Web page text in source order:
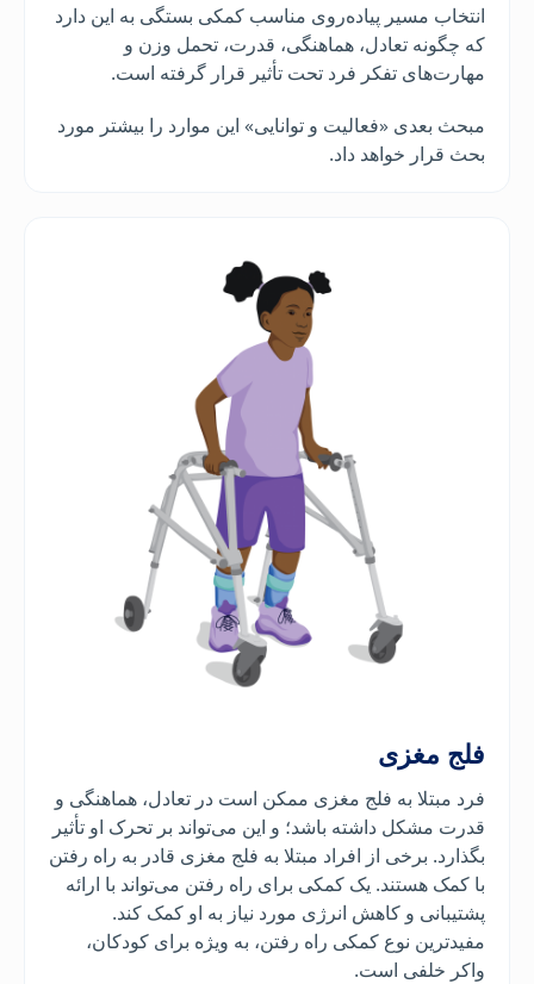
انتخاب مسیر پیاده‌روی مناسب کمکی بستگی به این دارد
که چگونه تعادل، هماهنگی، قدرت، تحمل وزن و
مهارت‌های تفکر فرد تحت تأثیر قرار گرفته است.
مبحث بعدی «فعالیت و توانایی» این موارد را بیشتر مورد
بحث قرار خواهد داد.
فلج مغزی
فرد مبتلا به فلج مغزی ممکن است در تعادل، هماهنگی و
قدرت مشکل داشته باشد؛ و این می‌تواند بر تحرک او تأثیر
بگذارد. برخی از افراد مبتلا به فلج مغزی قادر به راه رفتن
با کمک هستند. یک کمکی برای راه رفتن می‌تواند با ارائه
پشتیبانی و کاهش انرژی مورد نیاز به او کمک کند.
مفیدترین نوع کمکی راه رفتن، به ویژه برای کودکان،
واکر خلفی است.